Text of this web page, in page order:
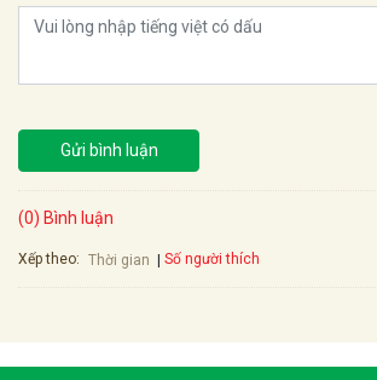
Gửi bình luận
(0) Bình luận
Xếp theo: Thời gian Số người thích